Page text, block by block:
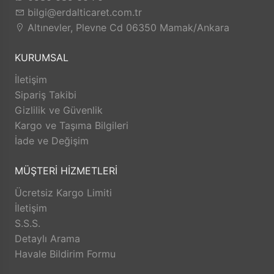
etmektedir.
Faaliyeti boyunca toplumsal değerlerimize
prensibinden taviz vermemiş ve
vermeyecektir.
Dünya genelini etkileyen pandemi (covit 19)
sürecinde ise sürdürülebilir ekonomi, istikrarlı
faaliyet esasında daha çok hizmet ve "mutlu
müşteri, mutlu işyeri" felsefesi ile internet
online satış modülü ile hizmetinizdedir.
Şuan online satış sisteminde kısmen hizmet
vermeye devam ederken; geliştirmekte
olduğu daha geniş konseptleri ürünleri
hizmetinize sunmaktdır.
Şimdilik satışa sunmuş olduğu el sanatları
bilgi@erdalticaret.com.tr
Altınevler, Plevne Cd 06350 Mamak/Ankara
KURUMSAL
İletişim
Sipariş Takibi
Gizlilik ve Güvenlik
Kargo ve Taşıma Bilgileri
İade ve Değişim
MÜŞTERİ HİZMETLERİ
Ücretsiz Kargo Limiti
İletişim
S.S.S.
Detaylı Arama
Havale Bildirim Formu